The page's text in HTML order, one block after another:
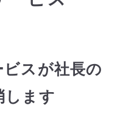
スが社長の
します